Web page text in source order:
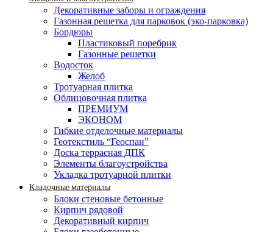
Декоративные заборы и ограждения
Газонная решетка для парковок (эко-парковка)
Бордюры
Пластиковый поребрик
Газонные решетки
Водосток
Желоб
Тротуарная плитка
Облицовочная плитка
ПРЕМИУМ
ЭКОНОМ
Гибкие отделочные материалы
Геотекстиль “Геоспан”
Доска террасная ДПК
Элементы благоустройства
Укладка тротуарной плитки
Кладочные материалы
Блоки стеновые бетонные
Кирпич рядовой
Декоративный кирпич